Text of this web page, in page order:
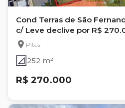
Cond Terras de São
c/ Leve declive por R$
Pitas
252 m²
R$ 270.000